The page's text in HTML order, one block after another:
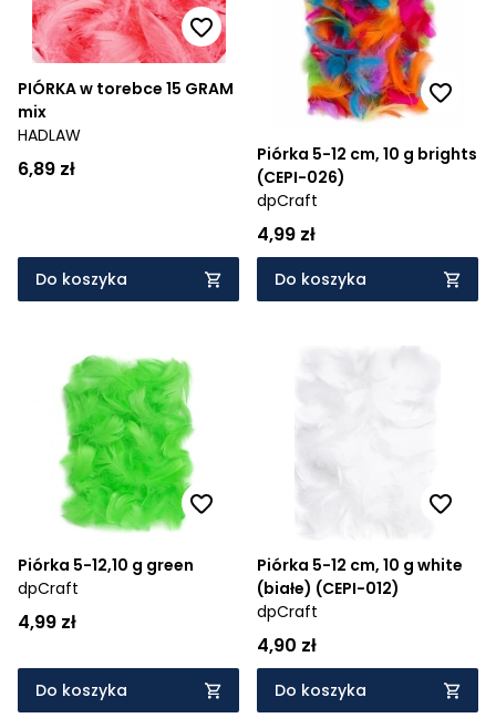
PIÓRKA w torebce 15 GRAM
mix
HADLAW
6,89 zł
Do koszyka
Piórka 5-12 cm, 10 g brights
(CEPI-026)
dpCraft
4,99 zł
Do koszyka
Piórka 5-12,10 g green
dpCraft
4,99 zł
Do koszyka
Piórka 5-12 cm, 10 g white
(białe) (CEPI-012)
dpCraft
4,90 zł
Do koszyka